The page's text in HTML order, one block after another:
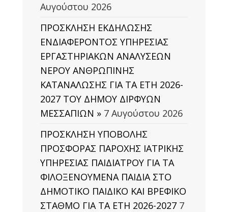
Αυγούστου 2026
ΠΡΟΣΚΛΗΣΗ ΕΚΔΗΛΩΣΗΣ
ΕΝΔΙΑΦΕΡΟΝΤΟΣ ΥΠΗΡΕΣΙΑΣ
ΕΡΓΑΣΤΗΡΙΑΚΩΝ ΑΝΑΛΥΣΕΩΝ
ΝΕΡΟΥ ΑΝΘΡΩΠΙΝΗΣ
ΚΑΤΑΝΑΛΩΣΗΣ ΓΙΑ ΤΑ ΕΤΗ 2026-
2027 ΤΟΥ ΔΗΜΟΥ ΔΙΡΦΥΩΝ
ΜΕΣΣΑΠΙΩΝ » 7 Αυγούστου 2026
ΠΡΟΣΚΛΗΣΗ ΥΠΟΒΟΛΗΣ
ΠΡΟΣΦΟΡΑΣ ΠΑΡΟΧΗΣ ΙΑΤΡΙΚΗΣ
ΥΠΗΡΕΣΙΑΣ ΠΑΙΔΙΑΤΡΟΥ ΓΙΑ ΤΑ
ΦΙΛΟΞΕΝΟΥΜΕΝΑ ΠΑΙΔΙΑ ΣΤΟ
ΔΗΜΟΤΙΚΟ ΠΑΙΔΙΚΟ ΚΑΙ ΒΡΕΦΙΚΟ
ΣΤΑΘΜΟ ΓΙΑ ΤΑ ΕΤΗ 2026-2027 7